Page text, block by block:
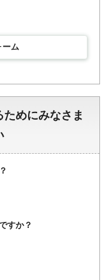
ーム
めにみなさま
すか？